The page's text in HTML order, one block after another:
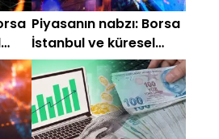
Piyasanın nabzı: Borsa
İstanbul ve küresel
piyasalarda gün
başlarken (23
Temmuz)